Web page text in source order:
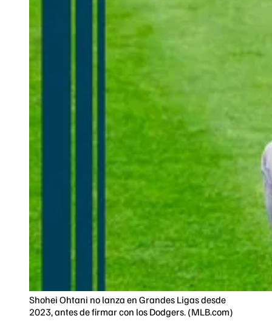
Shohei Ohtani no lanza en Grandes Ligas desde
2023, antes de firmar con los Dodgers. (MLB.com)